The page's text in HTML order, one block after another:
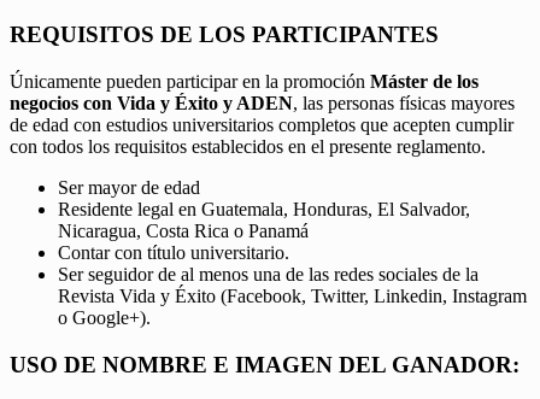
REQUISITOS DE LOS PARTICIPANTES
Únicamente pueden participar en la promoción Máster de los
negocios con Vida y Éxito y ADEN, las personas físicas mayores
de edad con estudios universitarios completos que acepten cumplir
con todos los requisitos establecidos en el presente reglamento.
Ser mayor de edad
Residente legal en Guatemala, Honduras, El Salvador,
Nicaragua, Costa Rica o Panamá
Contar con título universitario.
Ser seguidor de al menos una de las redes sociales de la
Revista Vida y Éxito (Facebook, Twitter, Linkedin, Instagram
o Google+).
USO DE NOMBRE E IMAGEN DEL GANADOR: